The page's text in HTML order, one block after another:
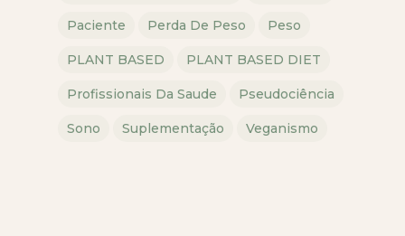
Paciente Perda De Peso Peso
PLANT BASED PLANT BASED DIET
Profissionais Da Saude Pseudociência
Sono Suplementação Veganismo